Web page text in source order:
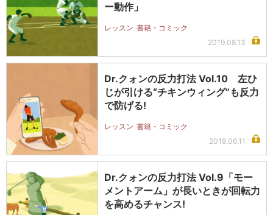
ー動作」
レッスン 書籍・コミック
2019.08.13
Dr.クォンの反力打法 Vol.10 左ひ
じが引ける“チキンウィング”も反力
で防げる!
レッスン 書籍・コミック
2019.06.11
Dr.クォンの反力打法 Vol.9「モー
メントアーム」が長いときが回転力
を高めるチャンス!